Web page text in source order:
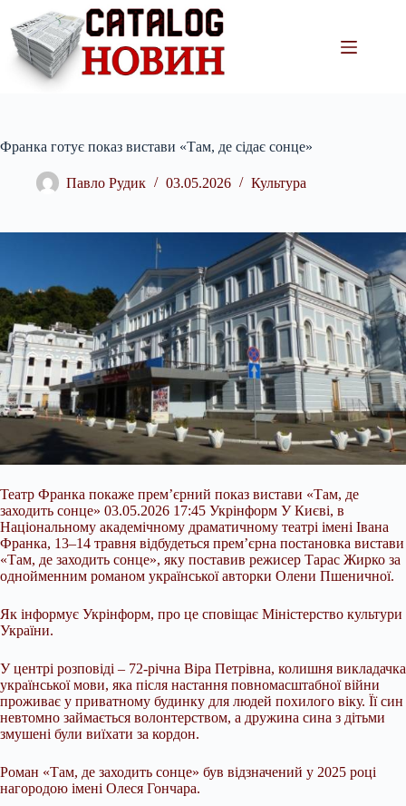
вмісту
Франка готує показ вистави «Там, де сідає сонце»
Павло Рудик 03.05.2026 Культура
Театр Франка покаже прем’єрний показ вистави «Там, де
заходить сонце» 03.05.2026 17:45 Укрінформ У Києві, в
Національному академічному драматичному театрі імені Івана
Франка, 13–14 травня відбудеться прем’єрна постановка вистави
«Там, де заходить сонце», яку поставив режисер Тарас Жирко за
однойменним романом української авторки Олени Пшеничної.
Як інформує Укрінформ, про це сповіщає Міністерство культури
України.
У центрі розповіді – 72-річна Віра Петрівна, колишня викладачка
української мови, яка після настання повномасштабної війни
проживає у приватному будинку для людей похилого віку. Її син
невтомно займається волонтерством, а дружина сина з дітьми
змушені були виїхати за кордон.
Роман «Там, де заходить сонце» був відзначений у 2025 році
нагородою імені Олеся Гончара.